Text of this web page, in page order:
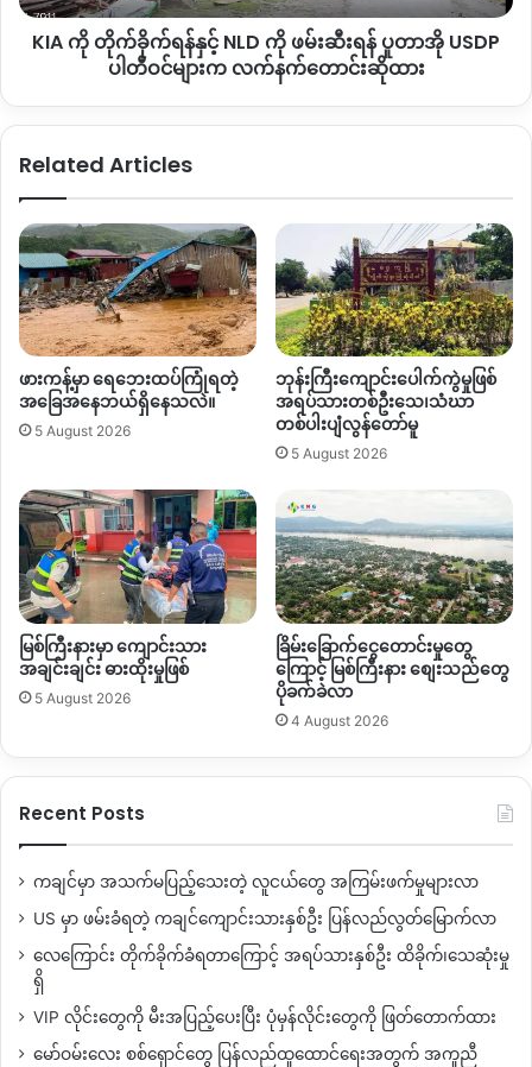
ရန်
များ
တောင်း
ဆို
ထား
KIA ကို တိုက်ခိုက်ရန်နှင့် NLD ကို ဖမ်းဆီးရန် ပူတာအို USDP
ပါတီဝင်များက လက်နက်တောင်းဆိုထား
Related Articles
ဖားကန့်မှာ ရေဘေးထပ်ကြုံရတဲ့
အခြေအနေဘယ်ရှိနေသလဲ။
5 August 2026
ဘုန်းကြီးကျောင်းပေါက်ကွဲမှုဖြစ်
အရပ်သားတစ်ဦးသေ၊သံဃာ
တစ်ပါးပျံလွန်တော်မူ
5 August 2026
မြစ်ကြီးနားမှာ ကျောင်းသား
အချင်းချင်း ဓားထိုးမှုဖြစ်
5 August 2026
ခြိမ်းခြောက်ငွေတောင်းမှုတွေ
ကြောင့် မြစ်ကြီးနား စျေးသည်တွေ
ပိုခက်ခဲလာ
4 August 2026
Recent Posts
ကချင်မှာ အသက်မပြည့်သေးတဲ့ လူငယ်တွေ အကြမ်းဖက်မှုများလာ
US မှာ ဖမ်းခံရတဲ့ ကချင်ကျောင်းသားနှစ်ဦး ပြန်လည်လွတ်မြောက်လာ
လေကြောင်း တိုက်ခိုက်ခံရတာကြောင့် အရပ်သားနှစ်ဦး ထိခိုက်၊သေဆုံးမှု
ရှိ
VIP လိုင်းတွေကို မီးအပြည့်ပေးပြီး ပုံမှန်လိုင်းတွေကို ဖြတ်တောက်ထား
မော်ဝမ်းလေး စစ်ရှောင်တွေ ပြန်လည်ထူထောင်ရေးအတွက် အကူညီ